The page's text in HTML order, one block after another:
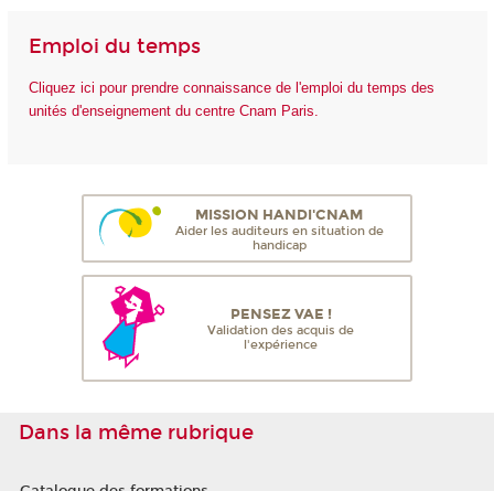
Emploi du temps
Cliquez ici pour prendre connaissance de l'emploi du temps des
unités d'enseignement du centre Cnam Paris.
MISSION HANDI'CNAM
Aider les auditeurs en situation de
handicap
PENSEZ VAE !
Validation des acquis de
l'expérience
Dans la même rubrique